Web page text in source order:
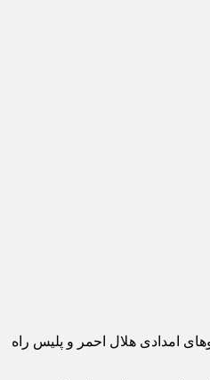
امدادی هلال احمر و پلیس راه